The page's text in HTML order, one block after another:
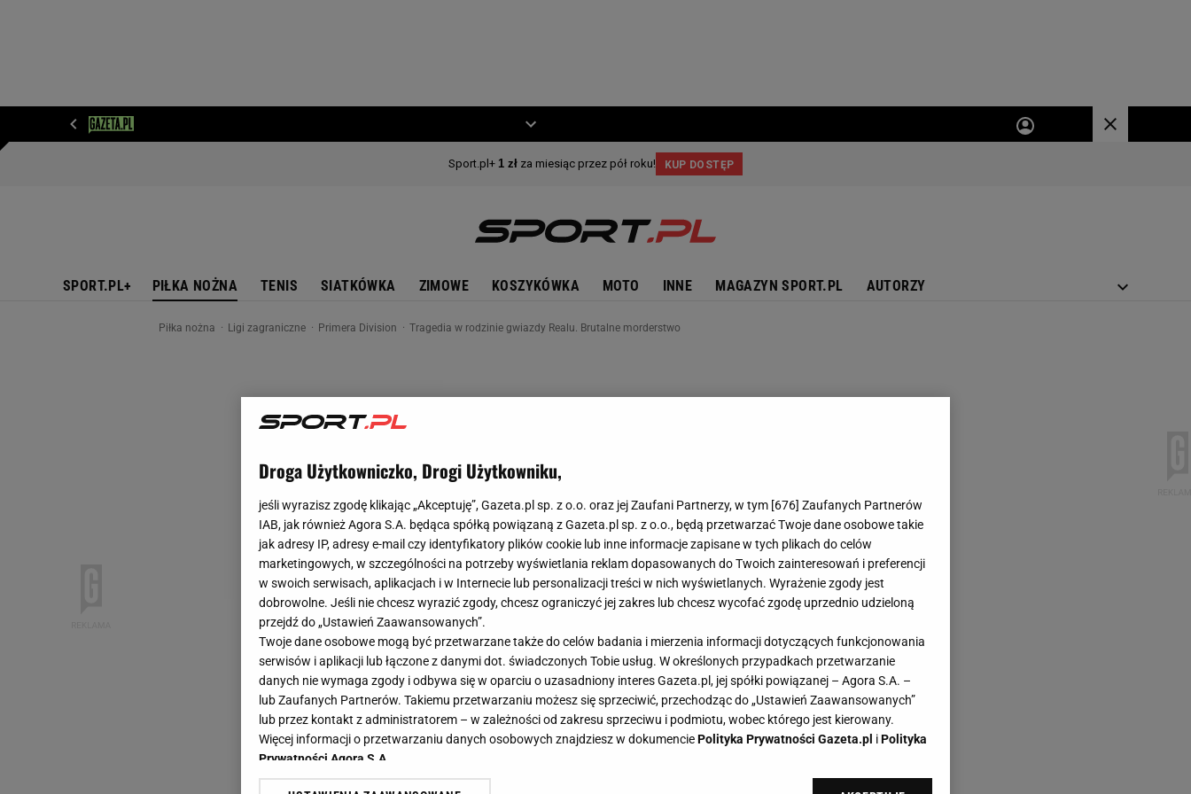
SPORT.PL+ PIŁKA NOŻNA TENIS SIATKÓWKA ZIMOWE KOSZYKÓWKA MOTO INNE MAGAZYN SPORT.PL AUTORZY
Piłka nożna Ligi zagraniczne Primera Division Tragedia w rodzinie gwiazdy Realu. Brutalne morderstwo
Droga Użytkowniczko, Drogi Użytkowniku,
jeśli wyrazisz zgodę klikając „Akceptuję”, Gazeta.pl sp. z o.o. oraz jej Zaufani Partnerzy, w tym [676] Zaufanych Partnerów
IAB, jak również Agora S.A. będąca spółką powiązaną z Gazeta.pl sp. z o.o., będą przetwarzać Twoje dane osobowe takie
jak adresy IP, adresy e-mail czy identyfikatory plików cookie lub inne informacje zapisane w tych plikach do celów
marketingowych, w szczególności na potrzeby wyświetlania reklam dopasowanych do Twoich zainteresowań i preferencji
w swoich serwisach, aplikacjach i w Internecie lub personalizacji treści w nich wyświetlanych. Wyrażenie zgody jest
dobrowolne. Jeśli nie chcesz wyrazić zgody, chcesz ograniczyć jej zakres lub chcesz wycofać zgodę uprzednio udzieloną
przejdź do „Ustawień Zaawansowanych”.
Twoje dane osobowe mogą być przetwarzane także do celów badania i mierzenia informacji dotyczących funkcjonowania
serwisów i aplikacji lub łączone z danymi dot. świadczonych Tobie usług. W określonych przypadkach przetwarzanie
danych nie wymaga zgody i odbywa się w oparciu o uzasadniony interes Gazeta.pl, jej spółki powiązanej – Agora S.A. –
lub Zaufanych Partnerów. Takiemu przetwarzaniu możesz się sprzeciwić, przechodząc do „Ustawień Zaawansowanych”
lub przez kontakt z administratorem – w zależności od zakresu sprzeciwu i podmiotu, wobec którego jest kierowany.
Więcej informacji o przetwarzaniu danych osobowych znajdziesz w dokumenciePolityka Prywatności Gazeta.pl iPolityka
Prywatności Agora S.A.